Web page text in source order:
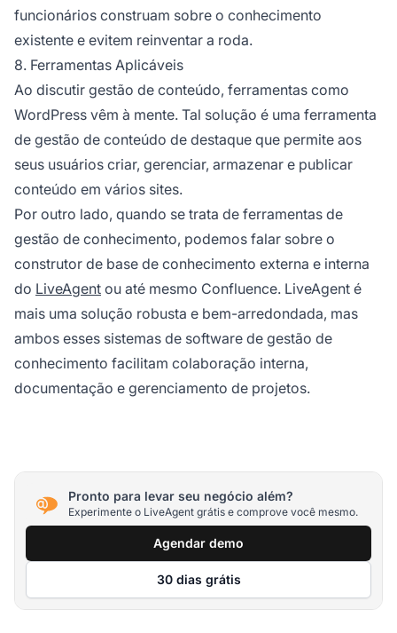
funcionários construam sobre o conhecimento
existente e evitem reinventar a roda.
8. Ferramentas Aplicáveis
Ao discutir gestão de conteúdo, ferramentas como
WordPress vêm à mente. Tal solução é uma ferramenta
de gestão de conteúdo de destaque que permite aos
seus usuários criar, gerenciar, armazenar e publicar
conteúdo em vários sites.
Por outro lado, quando se trata de ferramentas de
gestão de conhecimento, podemos falar sobre o
construtor de base de conhecimento externa e interna
do LiveAgent ou até mesmo Confluence. LiveAgent é
mais uma solução robusta e bem-arredondada, mas
ambos esses sistemas de software de gestão de
conhecimento facilitam colaboração interna,
documentação e gerenciamento de projetos.
Pronto para levar seu negócio além?
Experimente o LiveAgent grátis e comprove você mesmo.
Agendar demo
30 dias grátis